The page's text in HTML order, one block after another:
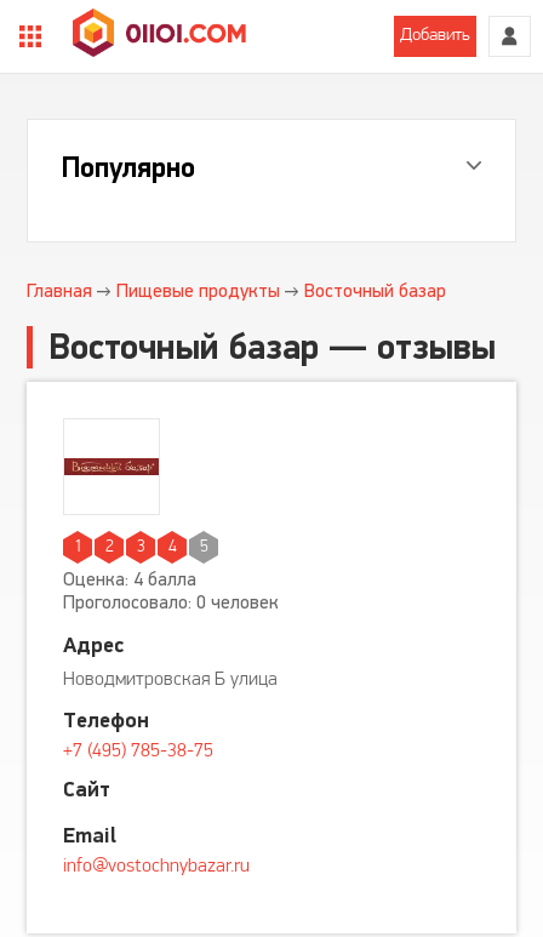
Добавить
Популярно
Главная Пищевые продукты Восточный базар
Восточный базар — отзывы
1 2 3 4 5
Оценка: 4 балла
Проголосовало: 0 человек
Адрес
Новодмитровская Б улица
Телефон
+7 (495) 785-38-75
Сайт
Email
info@vostochnybazar.ru